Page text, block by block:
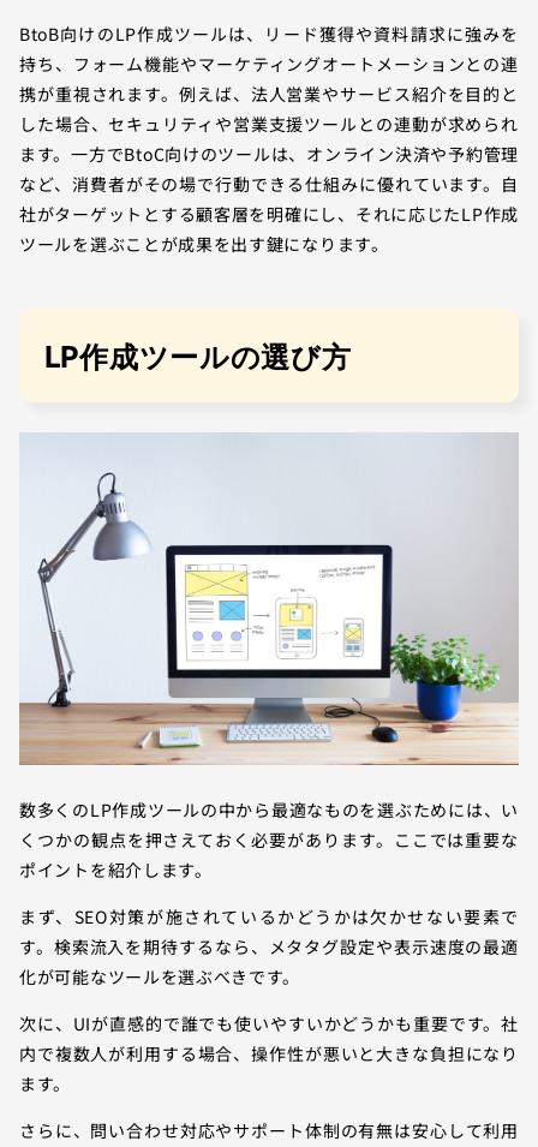
BtoB向けのLP作成ツールは、リード獲得や資料請求に強みを
持ち、フォーム機能やマーケティングオートメーションとの連
携が重視されます。例えば、法人営業やサービス紹介を目的と
した場合、セキュリティや営業支援ツールとの連動が求められ
ます。一方でBtoC向けのツールは、オンライン決済や予約管理
など、消費者がその場で行動できる仕組みに優れています。自
社がターゲットとする顧客層を明確にし、それに応じたLP作成
ツールを選ぶことが成果を出す鍵になります。
LP作成ツールの選び方
数多くのLP作成ツールの中から最適なものを選ぶためには、い
くつかの観点を押さえておく必要があります。ここでは重要な
ポイントを紹介します。
まず、SEO対策が施されているかどうかは欠かせない要素で
す。検索流入を期待するなら、メタタグ設定や表示速度の最適
化が可能なツールを選ぶべきです。
次に、UIが直感的で誰でも使いやすいかどうかも重要です。社
内で複数人が利用する場合、操作性が悪いと大きな負担になり
ます。
さらに、問い合わせ対応やサポート体制の有無は安心して利用